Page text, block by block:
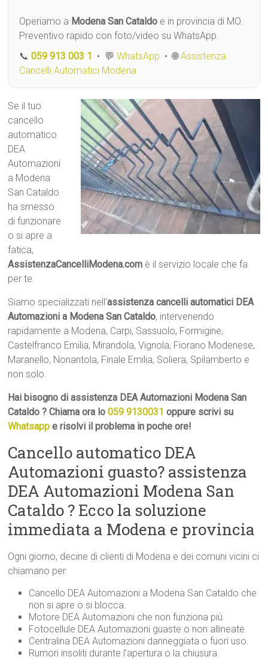
Operiamo a Modena San Cataldo e in provincia di MO.
Preventivo rapido con foto/video su WhatsApp.
📞059 913 003 1 • 💬WhatsApp • 🌐Assistenza
Cancelli Automatici Modena
Se il tuo
cancello
automatico
DEA
Automazioni
a Modena
San Cataldo
ha smesso
di funzionare
o si apre a
fatica,
AssistenzaCancelliModena.com è il servizio locale che fa
per te.
Siamo specializzati nell’assistenza cancelli automatici DEA
Automazioni a Modena San Cataldo, intervenendo
rapidamente a Modena, Carpi, Sassuolo, Formigine,
Castelfranco Emilia, Mirandola, Vignola, Fiorano Modenese,
Maranello, Nonantola, Finale Emilia, Soliera, Spilamberto e
non solo.
Hai bisogno di assistenza DEA Automazioni Modena San
Cataldo ? Chiama ora lo059 9130031 oppure scrivi su
Whatsapp e risolvi il problema in poche ore!
Cancello automatico DEA
Automazioni guasto? assistenza
DEA Automazioni Modena San
Cataldo ? Ecco la soluzione
immediata a Modena e provincia
Ogni giorno, decine di clienti di Modena e dei comuni vicini ci
chiamano per:
Cancello DEA Automazioni a Modena San Cataldo che
non si apre o si blocca.
Motore DEA Automazioni che non funziona più.
Fotocellule DEA Automazioni guaste o non allineate.
Centralina DEA Automazioni danneggiata o fuori uso.
Rumori insoliti durante l’apertura o la chiusura.